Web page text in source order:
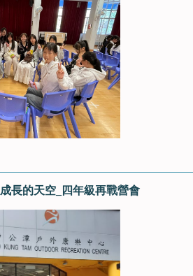
成長的天空_四年級再戰營會